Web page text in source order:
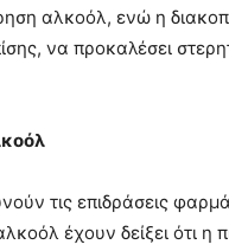
αλκοόλ, ενώ η
να προκαλέσει
τις επιδράσεις
έχουν δείξει ότι η